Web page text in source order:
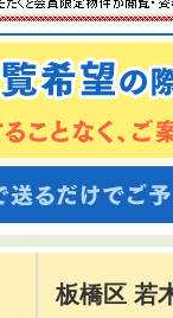
板橋区 若